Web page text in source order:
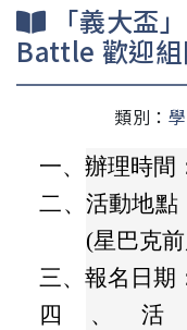
「義大盃
Battle 歡迎組
類別：
一、辦理時間
二、 活動地點
(星巴克
三、報名日期
四、